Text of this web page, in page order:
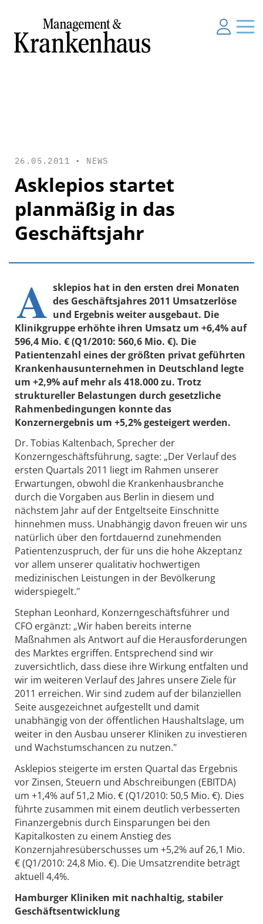
26.05.2011 • NEWS
Asklepios startet
planmäßig in das
Geschäftsjahr
A sklepios hat in den ersten drei Monaten
des Geschäftsjahres 2011 Umsatzerlöse
und Ergebnis weiter ausgebaut. Die
Klinikgruppe erhöhte ihren Umsatz um +6,4% auf
596,4 Mio. € (Q1/2010: 560,6 Mio. €). Die
Patientenzahl eines der größten privat geführten
Krankenhausunternehmen in Deutschland legte
um +2,9% auf mehr als 418.000 zu. Trotz
struktureller Belastungen durch gesetzliche
Rahmenbedingungen konnte das
Konzernergebnis um +5,2% gesteigert werden.
Dr. Tobias Kaltenbach, Sprecher der
Konzerngeschäftsführung, sagte: „Der Verlauf des
ersten Quartals 2011 liegt im Rahmen unserer
Erwartungen, obwohl die Krankenhausbranche
durch die Vorgaben aus Berlin in diesem und
nächstem Jahr auf der Entgeltseite Einschnitte
hinnehmen muss. Unabhängig davon freuen wir uns
natürlich über den fortdauernd zunehmenden
Patientenzuspruch, der für uns die hohe Akzeptanz
vor allem unserer qualitativ hochwertigen
medizinischen Leistungen in der Bevölkerung
widerspiegelt."
Stephan Leonhard, Konzerngeschäftsführer und
CFO ergänzt: „Wir haben bereits interne
Maßnahmen als Antwort auf die Herausforderungen
des Marktes ergriffen. Entsprechend sind wir
zuversichtlich, dass diese ihre Wirkung entfalten und
wir im weiteren Verlauf des Jahres unsere Ziele für
2011 erreichen. Wir sind zudem auf der bilanziellen
Seite ausgezeichnet aufgestellt und damit
unabhängig von der öffentlichen Haushaltslage, um
weiter in den Ausbau unserer Kliniken zu investieren
und Wachstumschancen zu nutzen."
Asklepios steigerte im ersten Quartal das Ergebnis
vor Zinsen, Steuern und Abschreibungen (EBITDA)
um +1,4% auf 51,2 Mio. € (Q1/2010: 50,5 Mio. €). Dies
führte zusammen mit einem deutlich verbesserten
Finanzergebnis durch Einsparungen bei den
Kapitalkosten zu einem Anstieg des
Konzernjahresüberschusses um +5,2% auf 26,1 Mio.
€ (Q1/2010: 24,8 Mio. €). Die Umsatzrendite beträgt
aktuell 4,4%.
Hamburger Kliniken mit nachhaltig, stabiler
Geschäftsentwicklung